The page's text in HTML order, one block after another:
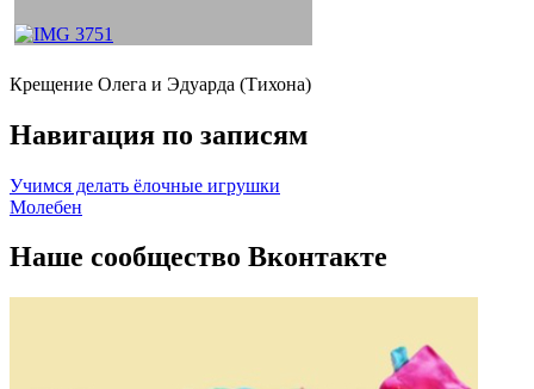
Крещение Олега и Эдуарда (Тихона)
Навигация по записям
Учимся делать ёлочные игрушки
Молебен
Наше сообщество Вконтакте